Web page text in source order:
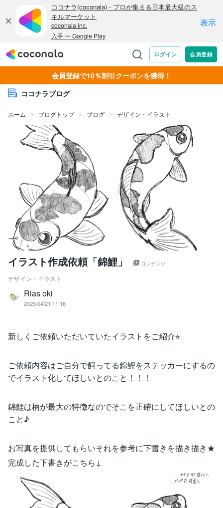
会員登録で10％割引クーポンを獲得！
ココナラブログ
ホーム ブログトップ ブログ デザイン・イラスト
イラスト作成依頼「錦鯉」 コンテンツ
デザイン・イラスト
Rias oki
2025/04/21 11:18
新しくご依頼いただいていたイラストをご紹介⭐︎
ご依頼内容はご自分で飼ってる錦鯉をステッカーにするの
でイラスト化してほしいとのこと！！！
錦鯉は柄が最大の特徴なのでそこを正確にしてほしいとの
こと♪
お写真を提供してもらいそれを参考に下書きを描き描き★
完成した下書きがこちら↓